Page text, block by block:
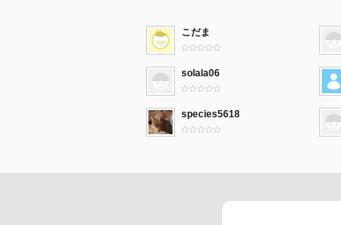
こだま
solala06
species5618